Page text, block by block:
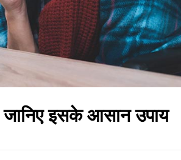
इसके आसान उपाय